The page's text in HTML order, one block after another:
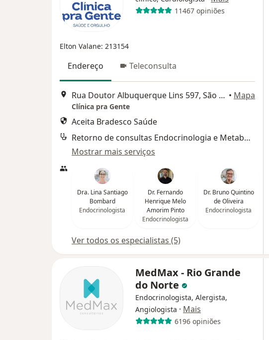
11467 opiniões
Elton Valane: 213154
Endereço Teleconsulta
Rua Doutor Albuquerque Lins 597, São Paulo • Mapa
Clínica pra Gente
Aceita Bradesco Saúde
Retorno de consultas Endocrinologia e Metabologia
Mostrar mais serviços
Dra. Lina Santiago
Bombard
Endocrinologista
Dr. Fernando
Henrique Melo
Amorim Pinto
Endocrinologista
Dr. Bruno Quintino
de Oliveira
Endocrinologista
Ver todos os especialistas (5)
MedMax - Rio Grande
do Norte
Endocrinologista, Alergista,
Angiologista · Mais
6196 opiniões